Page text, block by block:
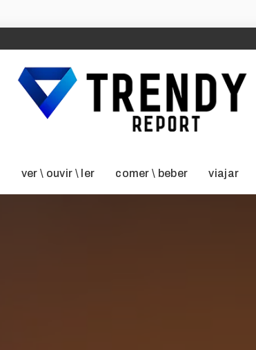
ver \ ouvir \ ler comer \ beber viajar